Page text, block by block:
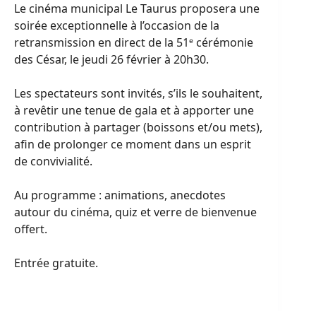
Le cinéma municipal Le Taurus proposera une
soirée exceptionnelle à l’occasion de la
retransmission en direct de la 51ᵉ cérémonie
des César, le jeudi 26 février à 20h30.
Les spectateurs sont invités, s’ils le souhaitent,
à revêtir une tenue de gala et à apporter une
contribution à partager (boissons et/ou mets),
afin de prolonger ce moment dans un esprit
de convivialité.
Au programme : animations, anecdotes
autour du cinéma, quiz et verre de bienvenue
offert.
Entrée gratuite.